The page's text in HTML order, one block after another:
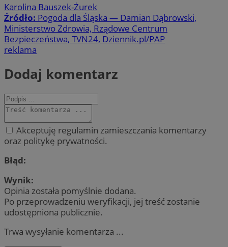
Karolina Bauszek-Żurek
Źródło: Pogoda dla Śląska — Damian Dąbrowski,
Ministerstwo Zdrowia, Rządowe Centrum
Bezpieczeństwa, TVN24, Dziennik.pl/PAP
reklama
Dodaj komentarz
Akceptuję regulamin zamieszczania komentarzy
oraz politykę prywatności.
Błąd:
Wynik:
Opinia została pomyślnie dodana.
Po przeprowadzeniu weryfikacji, jej treść zostanie
udostępniona publicznie.
Trwa wysyłanie komentarza ...